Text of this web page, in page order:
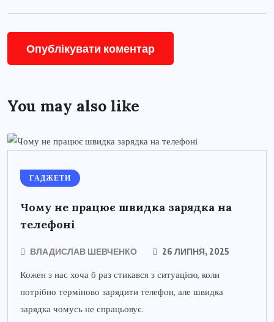
You may also like
ГАДЖЕТИ
Чому не працює швидка зарядка на
телефоні
ВЛАДИСЛАВ ШЕВЧЕНКО 26 ЛИПНЯ, 2025
Кожен з нас хоча б раз стикався з ситуацією, коли
потрібно терміново зарядити телефон, але швидка
зарядка чомусь не спрацьовує.